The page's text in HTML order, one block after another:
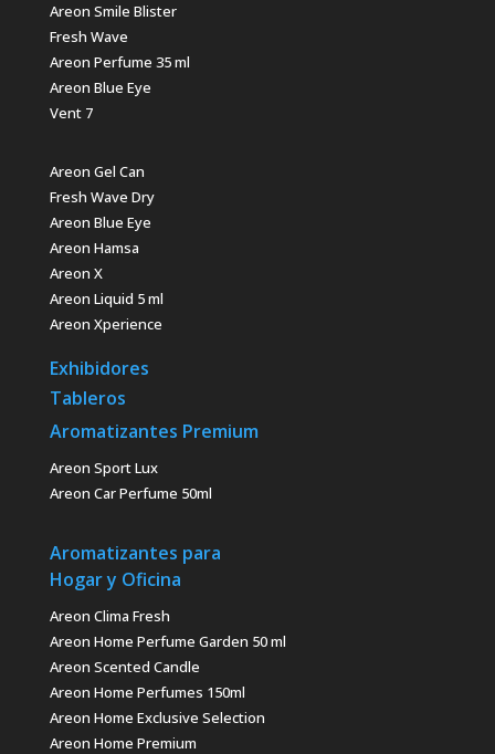
Areon Smile Blister
Fresh Wave
Areon Perfume 35 ml
Areon Blue Eye
Vent 7
Areon Gel Can
Fresh Wave Dry
Areon Blue Eye
Areon Hamsa
Areon X
Areon Liquid 5 ml
Areon Xperience
Exhibidores
Tableros
Aromatizantes Premium
Areon Sport Lux
Areon Car Perfume 50ml
Aromatizantes para
Hogar y Oficina
Areon Clima Fresh
Areon Home Perfume Garden 50 ml
Areon Scented Candle
Areon Home Perfumes 150ml
Areon Home Exclusive Selection
Areon Home Premium